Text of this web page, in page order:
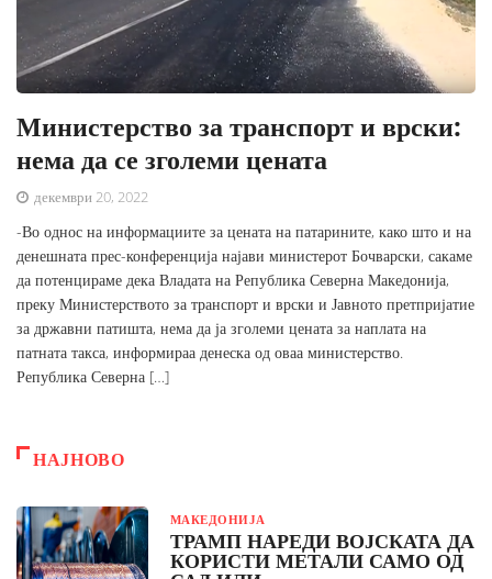
Министерство за транспорт и врски:
нема да се зголеми цената
декември 20, 2022
-Во однос на информациите за цената на патарините, како што и на
денешната прес-конференција најави министерот Бочварски, сакаме
да потенцираме дека Владата на Република Северна Македонија,
преку Министерството за транспорт и врски и Јавното претпријатие
за државни патишта, нема да ја зголеми цената за наплата на
патната такса, информираа денеска од оваа министерство.
Република Северна […]
НАЈНОВО
МАКЕДОНИЈА
ТРАМП НАРЕДИ ВОЈСКАТА ДА
КОРИСТИ МЕТАЛИ САМО ОД